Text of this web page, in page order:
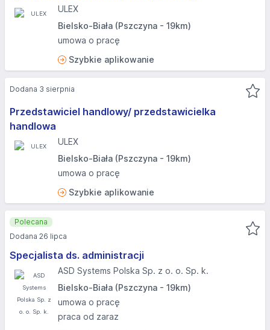
ULEX
Bielsko-Biała (Pszczyna - 19km)
umowa o pracę
Szybkie aplikowanie
Przedstawiciel handlowy/ przedstawicielka
handlowa
ULEX
Bielsko-Biała (Pszczyna - 19km)
umowa o pracę
Szybkie aplikowanie
Dodana 3 sierpnia
Specjalista ds. administracji
ASD Systems Polska Sp. z o. o. Sp. k.
Bielsko-Biała (Pszczyna - 19km)
umowa o pracę
praca od zaraz
Polecana
Dodana 26 lipca